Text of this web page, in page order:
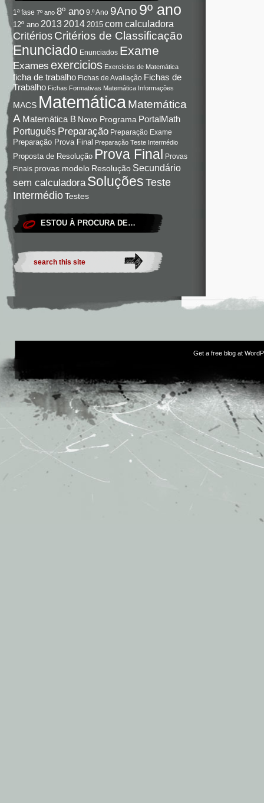
1ª fase 7º ano 8º ano 9.º Ano 9Ano 9º ano
12º ano 2013 2014 2015 com calculadora
Critérios Critérios de Classificação
Enunciado Enunciados Exame
Exames exercicios Exercícios de Matemática
ficha de trabalho Fichas de Avaliação Fichas de
Trabalho Fichas Formativas Matemática Informações
MACS Matemática Matemática
A Matemática B Novo Programa PortalMath
Português Preparação Preparação Exame
Preparação Prova Final Preparação Teste Intermédio
Proposta de Resolução Prova Final Provas
Finais provas modelo Resolução Secundário
sem calculadora Soluções Teste
IntermédioTestes
ESTOU À PROCURA DE…
Get a free blog at